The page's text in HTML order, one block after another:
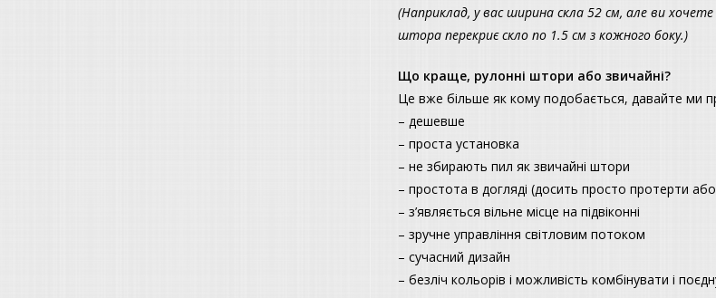
(Наприклад, у вас ширина скла 52 см, але ви
штора перекриє скло по 1.5 см з кожного боку.)
Що краще, рулонні штори або звичайні?
Це вже більше як кому подобається, давайте ми
– дешевше
– проста установка
– не збирають пил як звичайні штори
– простота в догляді (досить просто протерти
– з’являється вільне місце на підвіконні
– зручне управління світловим потоком
– сучасний дизайн
– безліч кольорів і можливість комбінувати і